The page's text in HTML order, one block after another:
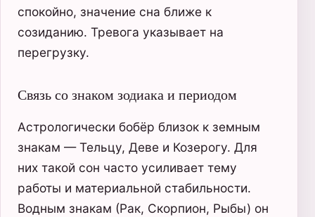
спокойно, значение сна ближе к
созиданию. Тревога указывает на
перегрузку.
Связь со знаком зодиака и периодом
Астрологически бобёр близок к земным
знакам — Тельцу, Деве и Козерогу. Для
них такой сон часто усиливает тему
работы и материальной стабильности.
Водным знакам (Рак, Скорпион, Рыбы) он